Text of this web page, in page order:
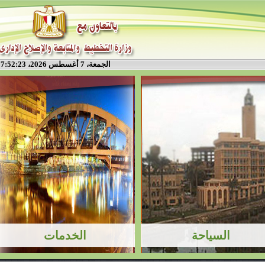
الجمعة، 7 أغسطس 2026، 7:52:24 م